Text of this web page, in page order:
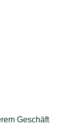
Geschäft